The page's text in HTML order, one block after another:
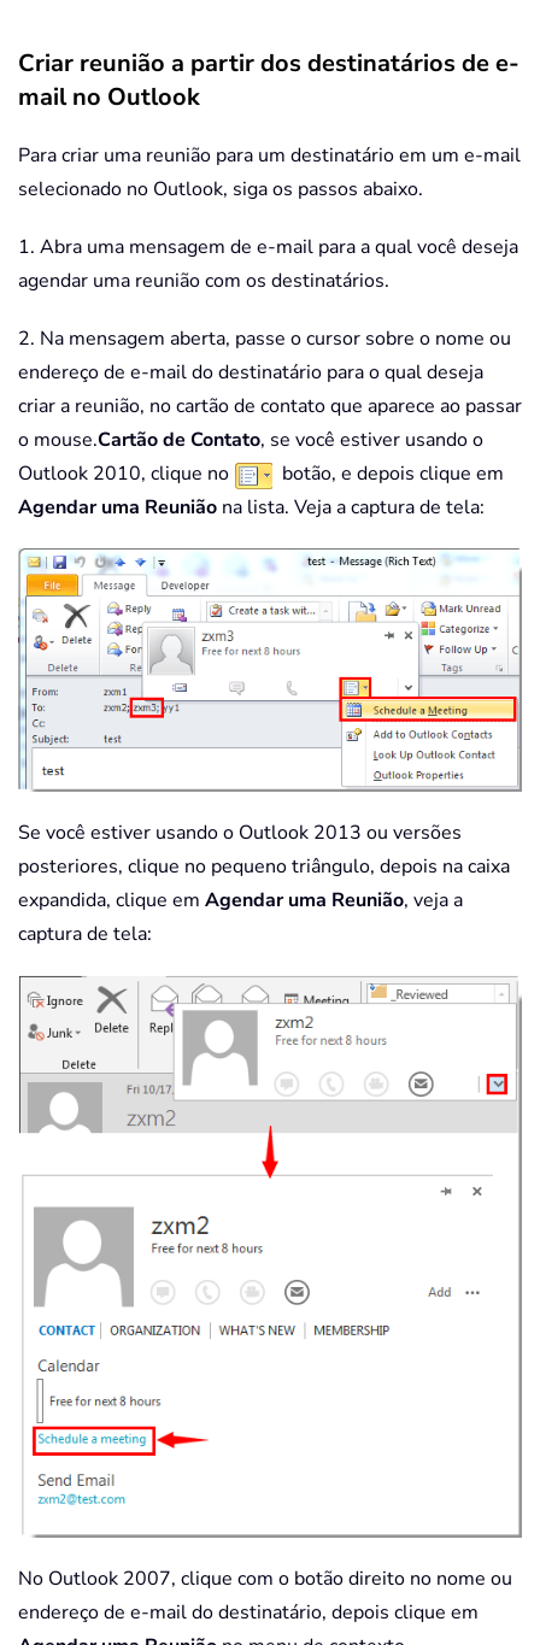
Criar reunião a partir dos destinatários de e-
mail no Outlook
Para criar uma reunião para um destinatário em um e-mail
selecionado no Outlook, siga os passos abaixo.
1. Abra uma mensagem de e-mail para a qual você deseja
agendar uma reunião com os destinatários.
2. Na mensagem aberta, passe o cursor sobre o nome ou
endereço de e-mail do destinatário para o qual deseja
criar a reunião, no cartão de contato que aparece ao passar
o mouse.Cartão de Contato, se você estiver usando o
Outlook 2010, clique no
botão, e depois clique em
Agendar uma Reunião na lista. Veja a captura de tela:
Se você estiver usando o Outlook 2013 ou versões
posteriores, clique no pequeno triângulo, depois na caixa
expandida, clique em Agendar uma Reunião, veja a
captura de tela:
No Outlook 2007, clique com o botão direito no nome ou
endereço de e-mail do destinatário, depois clique em